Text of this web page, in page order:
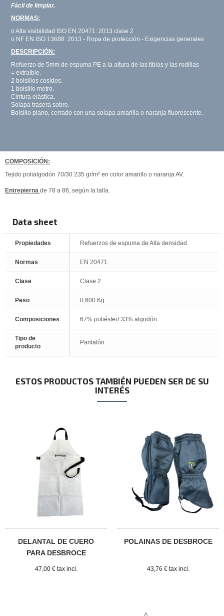
Fácil de limpiar.
NORMAS:
o Alta visibilidad ISO EN 20471: 2013 clase 2
o NF EN ISO 13688: 2013 - Ropa de protección - Exigencias generales
DESCRIPCIÓN:
Refuerzo de 5mm de espuma PE a la altura de las tibias y las rodillas
= extraíble.
2 bolsillos cosidos.
1 bolsillo metro.
Cintura elástica.
Solapa trasera sobre.
Bolsillo plano, cerrado con una solapa amarilla o naranja fluorescente.
COMPOSICIÓN:
Tejido polialgodón 70/30 235 gr/m² en color amarillo o naranja AV.
Entrepierna de 78 a 86, según la talla.
Data sheet
Propiedades Refuerzos de espuma de Alta densidad
Normas EN 20471
Clase Clase 2
Peso 0,600 Kg
Composiciones 67% poliéster/ 33% algodón
Tipo de
producto
Pantalón
ESTOS PRODUCTOS TAMBIÉN PUEDEN SER DE SU
INTERÉS
DELANTAL DE CUERO
PARA DESBROCE
47,00 € tax incl.
POLAINAS DE DESBROCE
43,76 € tax incl.